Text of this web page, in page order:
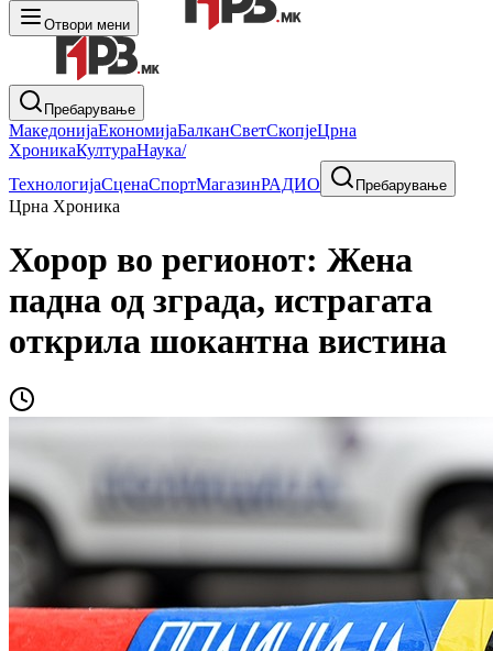
Отвори мени
Пребарување
МакедонијаЕкономијаБалканСветСкопјеЦрна
ХроникаКултураНаука/
ТехнологијаСценаСпортМагазинРАДИО Пребарување
Црна Хроника
Хорор во регионот: Жена
падна од зграда, истрагата
открила шокантна вистина